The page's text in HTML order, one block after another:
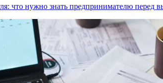
что нужно знать предпринимателю перед